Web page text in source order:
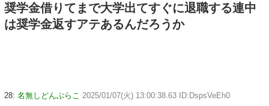
奨学金借りてまで大学出てすぐに退職する連中
は奨学金返すアテあるんだろうか
28: 名無しどんぶらこ 2025/01/07(火) 13:00:38.63 ID:DspsVeEh0